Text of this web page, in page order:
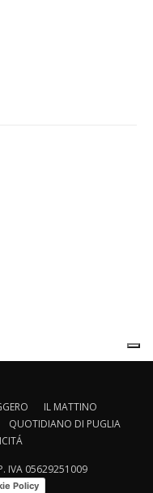
IL MATTINO
QUOTIDIANO DI PUGLIA
IVA 05629251009
Policy